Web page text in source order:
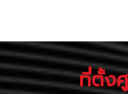
ที่ตั้ง